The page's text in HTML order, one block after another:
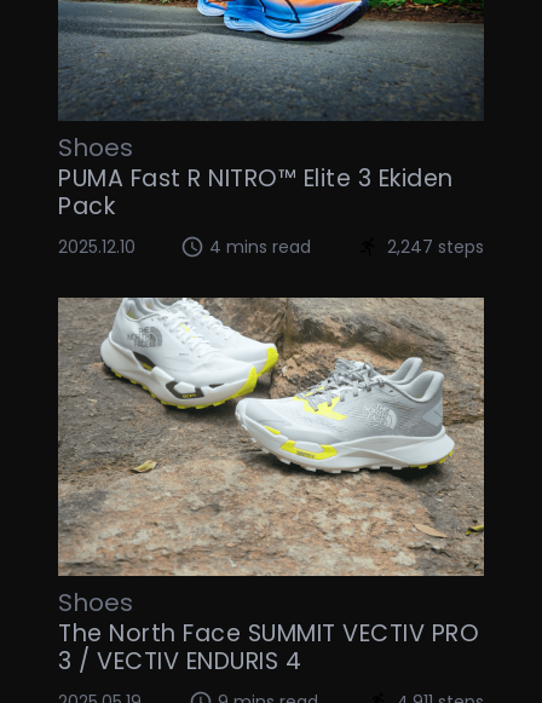
Shoes
PUMA Fast R NITRO™ Elite 3 Ekiden
Pack
2025.12.10 4 mins read 2,247 steps
Shoes
The North Face SUMMIT VECTIV PRO
3 / VECTIV ENDURIS 4